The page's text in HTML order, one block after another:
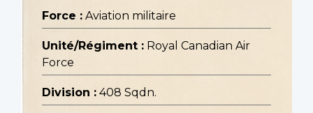
Force : Aviation militaire
Unité/Régiment : Royal Canadian Air
Force
Division : 408 Sqdn.